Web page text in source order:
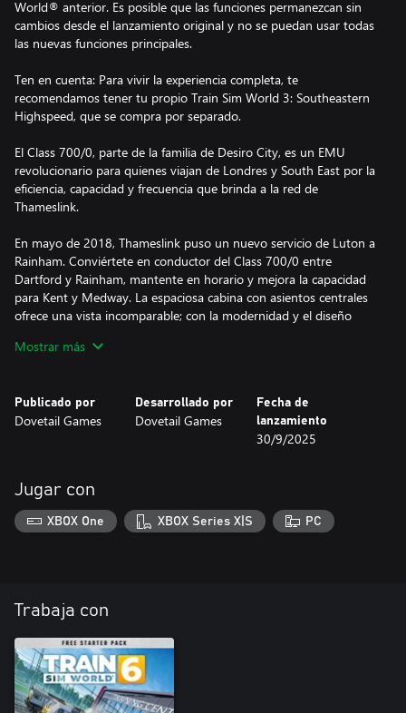
World® anterior. Es posible que las funciones permanezcan sin
cambios desde el lanzamiento original y no se puedan usar todas
las nuevas funciones principales.
Ten en cuenta: Para vivir la experiencia completa, te
recomendamos tener tu propio Train Sim World 3: Southeastern
Highspeed, que se compra por separado.
El Class 700/0, parte de la familia de Desiro City, es un EMU
revolucionario para quienes viajan de Londres y South East por la
eficiencia, capacidad y frecuencia que brinda a la red de
Thameslink.
En mayo de 2018, Thameslink puso un nuevo servicio de Luton a
Rainham. Conviértete en conductor del Class 700/0 entre
Dartford y Rainham, mantente en horario y mejora la capacidad
para Kent y Medway. La espaciosa cabina con asientos centrales
ofrece una vista incomparable; con la modernidad y el diseño
¡El BR Class 700/0 de Thameslink ya está de servicio en Train Sim
Mostrar más
Publicado por
Dovetail Games
Desarrollado por
Dovetail Games
Fecha de
lanzamiento
30/9/2025
Jugar con
XBOX One XBOX Series X|S PC
Trabaja con